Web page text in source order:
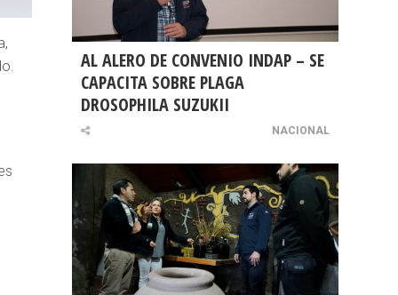
AL ALERO DE CONVENIO INDAP – SE
CAPACITA SOBRE PLAGA
DROSOPHILA SUZUKII
NACIONAL